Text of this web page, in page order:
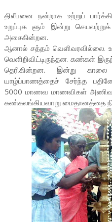
திலீபனை நன்றாக உற்றுப்
உறுப்புக ளும் இன்று
அசைகின்றன.
ஆனால் சத்தம் வெளிவரவில்லை.
வெளிறிவிட்டிருந்தன. கண்கள்
தெரிகின்றன. இன்று
யாழ்ப்பாணத்தைச் சேர்ந்த
5000 மாணவ மாணவிகள்
கண்கலங்கியவாறு மைதானத்தை